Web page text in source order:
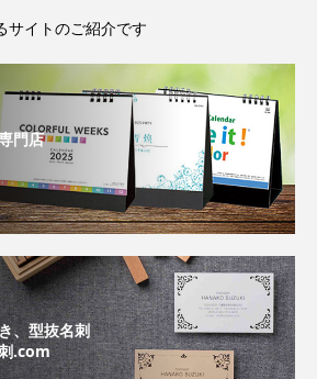
サイトのご紹介です
門店
、型抜名刺
.com